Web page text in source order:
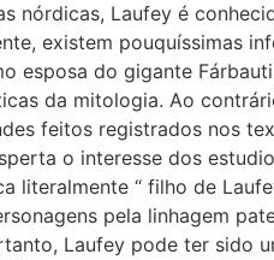
nórdicas, Laufey é
existem pouquíssimas
esposa do gigante
da mitologia. Ao
feitos registrados nos
o interesse dos
literalmente “ filho de
pela linhagem
Laufey pode ter sido